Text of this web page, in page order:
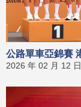
公路單車亞錦賽
2026 年 02 月 12 日